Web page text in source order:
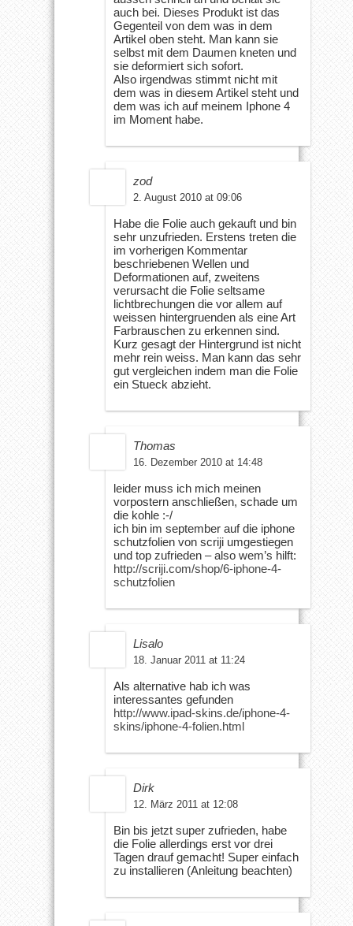
auch bei. Dieses Produkt ist das
Gegenteil von dem was in dem
Artikel oben steht. Man kann sie
selbst mit dem Daumen kneten und
sie deformiert sich sofort.
Also irgendwas stimmt nicht mit
dem was in diesem Artikel steht und
dem was ich auf meinem Iphone 4
im Moment habe.
zod
2. August 2010 at 09:06
Habe die Folie auch gekauft und bin
sehr unzufrieden. Erstens treten die
im vorherigen Kommentar
beschriebenen Wellen und
Deformationen auf, zweitens
verursacht die Folie seltsame
lichtbrechungen die vor allem auf
weissen hintergruenden als eine Art
Farbrauschen zu erkennen sind.
Kurz gesagt der Hintergrund ist nicht
mehr rein weiss. Man kann das sehr
gut vergleichen indem man die Folie
ein Stueck abzieht.
Thomas
16. Dezember 2010 at 14:48
leider muss ich mich meinen
vorpostern anschließen, schade um
die kohle :-/
ich bin im september auf die iphone
schutzfolien von scriji umgestiegen
und top zufrieden – also wem’s hilft:
http://scriji.com/shop/6-iphone-4-
schutzfolien
Lisalo
18. Januar 2011 at 11:24
Als alternative hab ich was
interessantes gefunden
http://www.ipad-skins.de/iphone-4-
skins/iphone-4-folien.html
Dirk
12. März 2011 at 12:08
Bin bis jetzt super zufrieden, habe
die Folie allerdings erst vor drei
Tagen drauf gemacht! Super einfach
zu installieren (Anleitung beachten)